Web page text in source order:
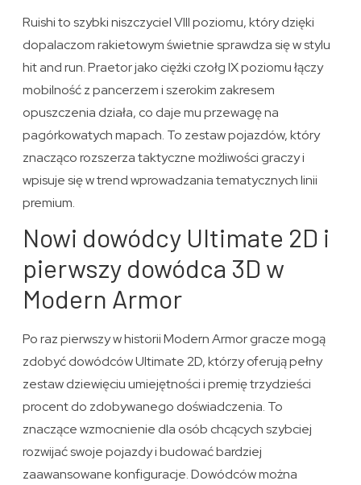
Ruishi to szybki niszczyciel VIII poziomu, który dzięki
dopalaczom rakietowym świetnie sprawdza się w stylu
hit and run. Praetor jako ciężki czołg IX poziomu łączy
mobilność z pancerzem i szerokim zakresem
opuszczenia działa, co daje mu przewagę na
pagórkowatych mapach. To zestaw pojazdów, który
znacząco rozszerza taktyczne możliwości graczy i
wpisuje się w trend wprowadzania tematycznych linii
premium.
Nowi dowódcy Ultimate 2D i
pierwszy dowódca 3D w
Modern Armor
Po raz pierwszy w historii Modern Armor gracze mogą
zdobyć dowódców Ultimate 2D, którzy oferują pełny
zestaw dziewięciu umiejętności i premię trzydzieści
procent do zdobywanego doświadczenia. To
znaczące wzmocnienie dla osób chcących szybciej
rozwijać swoje pojazdy i budować bardziej
zaawansowane konfiguracje. Dowódców można